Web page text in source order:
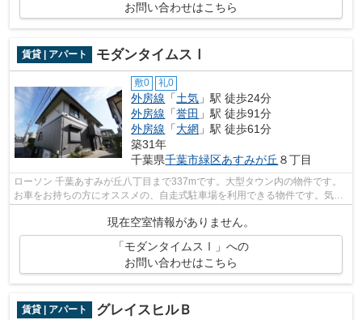
お問い合わせはこちら
賃貸 | アパート モダンタイムスⅠ
敷0 礼0
外房線 「土気 」駅 徒歩24分
外房線 「誉田 」駅 徒歩91分
外房線 「大網 」駅 徒歩61分
築31年
千葉県千葉市緑区あすみが丘 ８丁目
ローソン 千葉あすみが丘八丁目まで337mです。大型タウン内の物件です。
お車をお持ちの方にオススメの、自走式駐車場を利用できる物件です。気に
現在空室情報がありません。
「モダンタイムスⅠ」への
お問い合わせはこちら
賃貸 | アパート グレイスヒルＢ